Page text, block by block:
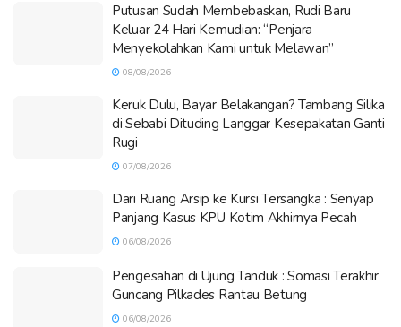
Putusan Sudah Membebaskan, Rudi Baru
Keluar 24 Hari Kemudian: “Penjara
Menyekolahkan Kami untuk Melawan”
08/08/2026
Keruk Dulu, Bayar Belakangan? Tambang Silika
di Sebabi Dituding Langgar Kesepakatan Ganti
Rugi
07/08/2026
Dari Ruang Arsip ke Kursi Tersangka : Senyap
Panjang Kasus KPU Kotim Akhirnya Pecah
06/08/2026
Pengesahan di Ujung Tanduk : Somasi Terakhir
Guncang Pilkades Rantau Betung
06/08/2026